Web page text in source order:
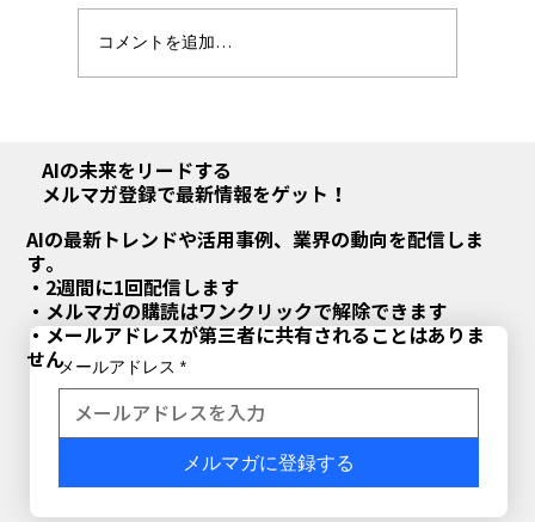
メールアドレス *
メルマガに登録する
AIの未来をリードする
メルマガ登録で最新情報をゲット！
AIの最新トレンドや活用事例、業界の動向を配信しま
す。
・2週間に1回配信します
・メルマガの購読はワンクリックで解除できます
・メールアドレスが第三者に共有されることはありま
せん
からMCP連携データ分析まで実践レビュ
ー
コメントを追加…